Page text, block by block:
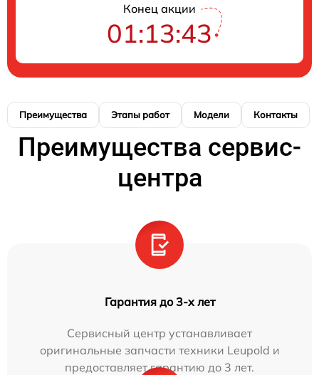
Конец акции
01:13:42
Преимущества Этапы работ Модели Контакты
Преимущества сервис-
центра
Гарантия до 3-х лет
Сервисный центр устанавливает
оригинальные запчасти техники Leupold и
предоставляет гарантию до 3 лет.